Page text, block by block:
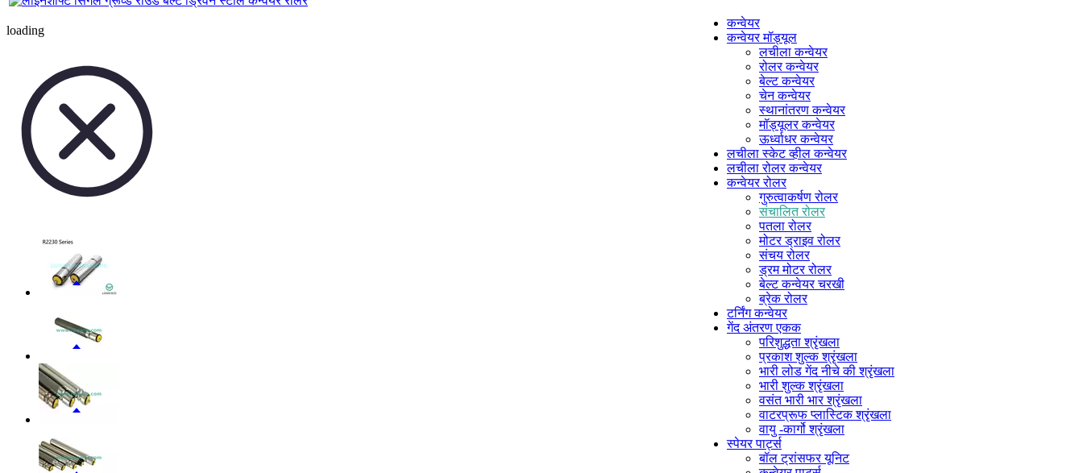
loading
कन्वेयर
कन्वेयर मॉड्यूल
लचीला कन्वेयर
रोलर कन्वेयर
बेल्ट कन्वेयर
चेन कन्वेयर
स्थानांतरण कन्वेयर
मॉड्यूलर कन्वेयर
ऊर्ध्वाधर कन्वेयर
लचीला स्केट व्हील कन्वेयर
लचीला रोलर कन्वेयर
कन्वेयर रोलर
गुरुत्वाकर्षण रोलर
संचालित रोलर
पतला रोलर
मोटर ड्राइव रोलर
संचय रोलर
ड्रम मोटर रोलर
बेल्ट कन्वेयर चरखी
ब्रेक रोलर
टर्निंग कन्वेयर
गेंद अंतरण एकक
परिशुद्धता श्रृंखला
प्रकाश शुल्क श्रृंखला
भारी लोड गेंद नीचे की श्रृंखला
भारी शुल्क श्रृंखला
वसंत भारी भार श्रृंखला
वाटरप्रूफ प्लास्टिक श्रृंखला
वायु -कार्गो श्रृंखला
स्पेयर पार्ट्स
बॉल ट्रांसफर यूनिट